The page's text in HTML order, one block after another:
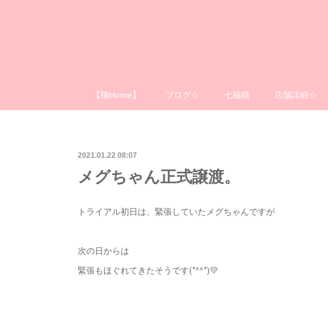
【猫Home】 ブログ☆ 七福猫 店舗詳細☆
2021.01.22 08:07
メグちゃん正式譲渡。
トライアル初日は、緊張していたメグちゃんですが
次の日からは
緊張もほぐれてきたそうです(*^^*)💛